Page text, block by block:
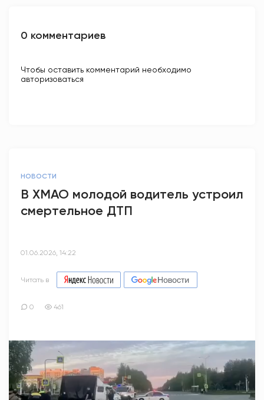
0 комментариев
Чтобы оставить комментарий необходимо
авторизоваться
НОВОСТИ
В ХМАО молодой водитель устроил
смертельное ДТП
01.06.2026, 14:22
Читать в
0 461